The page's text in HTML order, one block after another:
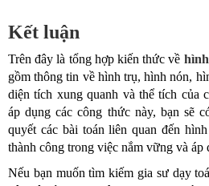
Kết luận
Trên đây là tổng hợp kiến thức về
gồm thông tin về hình trụ, hình nón,
diện tích xung quanh và thể tích của
áp dụng các công thức này, bạn sẽ
quyết các bài toán liên quan đến
thành công trong việc nắm vững và áp
Nếu bạn muốn tìm kiếm gia sư dạy